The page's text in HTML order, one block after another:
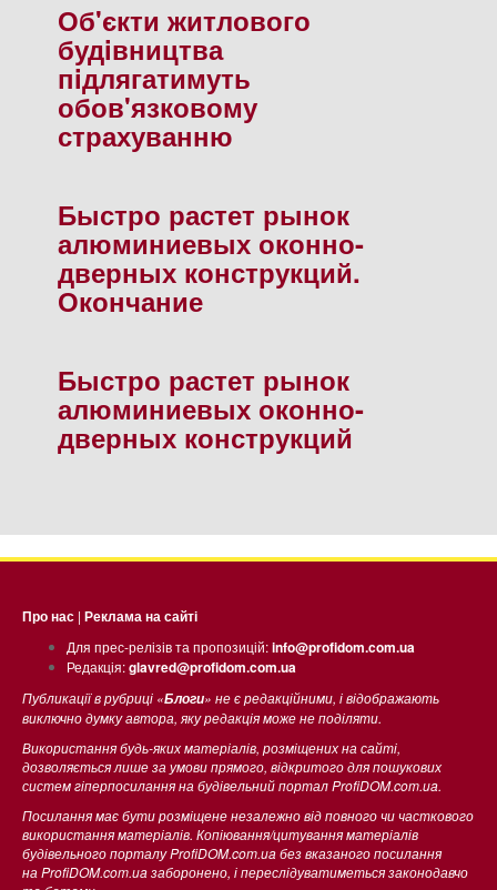
Об'єкти житлового
будiвництва
пiдлягатимуть
обов'язковому
страхуванню
Быстро растет рынок
алюминиевых оконно-
дверных конструкций.
Окончание
Быстро растет рынок
алюминиевых оконно-
дверных конструкций
Про нас | Реклама на сайті
Для прес-релізів та пропозицій:info@profidom.com.ua
Редакція:glavred@profidom.com.ua
Публикації в рубриці «Блоги» не є редакційними, і відображають
виключно думку автора, яку редакція може не поділяти.
Використання будь-яких матеріалів, розміщених на сайті,
дозволяється лише за умови прямого, відкритого для пошукових
систем гіперпосилання на будівельний портал ProfiDOM.com.ua.
Посилання має бути розміщене незалежно від повного чи часткового
використання матеріалів. Копіювання/цитування матеріалів
будівельного порталу ProfiDOM.com.ua без вказаного посилання
на ProfiDOM.com.ua заборонено, і переслідуватиметься законодавчо